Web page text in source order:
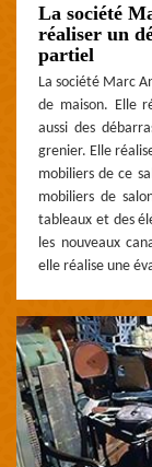
La société
réaliser un
partiel
La société Marc
de maison. Elle
aussi des
grenier. Elle
mobiliers de ce
mobiliers de
tableaux et des
les nouveaux
elle réalise une